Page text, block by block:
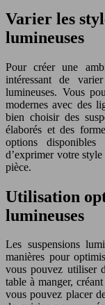
Varier les
lumineuses
Pour créer une
intéressant de
lumineuses. Vous
modernes avec des
bien choisir des
élaborés et des
options
d’exprimer votre
pièce.
Utilisation
lumineuses
Les suspensions
manières pour
vous pouvez utiliser
table à manger,
vous pouvez placer